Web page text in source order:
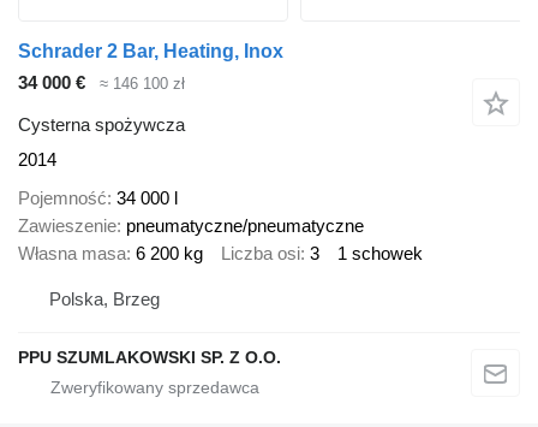
Schrader 2 Bar, Heating, Inox
34 000 €
≈ 146 100 zł
Cysterna spożywcza
2014
Pojemność 34 000 l
Zawieszenie pneumatyczne/pneumatyczne
Własna masa 6 200 kg Liczba osi 3 1 schowek
Polska, Brzeg
PPU SZUMLAKOWSKI SP. Z O.O.